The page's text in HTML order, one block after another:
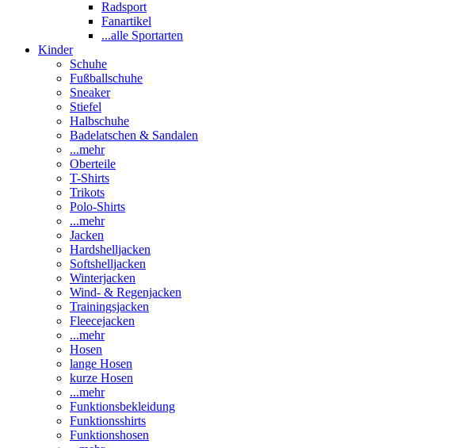
Radsport
Fanartikel
...alle Sportarten
Kinder
Schuhe
Fußballschuhe
Sneaker
Stiefel
Halbschuhe
Badelatschen & Sandalen
...mehr
Oberteile
T-Shirts
Trikots
Polo-Shirts
...mehr
Jacken
Hardshelljacken
Softshelljacken
Winterjacken
Wind- & Regenjacken
Trainingsjacken
Fleecejacken
...mehr
Hosen
lange Hosen
kurze Hosen
...mehr
Funktionsbekleidung
Funktionsshirts
Funktionshosen